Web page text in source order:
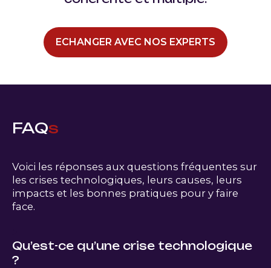
ECHANGER AVEC NOS EXPERTS
FAQs
Voici les réponses aux questions fréquentes sur
les crises technologiques, leurs causes, leurs
impacts et les bonnes pratiques pour y faire
face.
Qu’est-ce qu’une crise technologique
?